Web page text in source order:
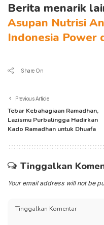
Berita menarik
Asupan Nutrisi
Indonesia Power
Share On
Previous Article
Tebar Kebahagiaan Ramadhan,
Lazismu Purbalingga Hadirkan
Kado Ramadhan untuk Dhuafa
Tinggalkan
Your email address will not be